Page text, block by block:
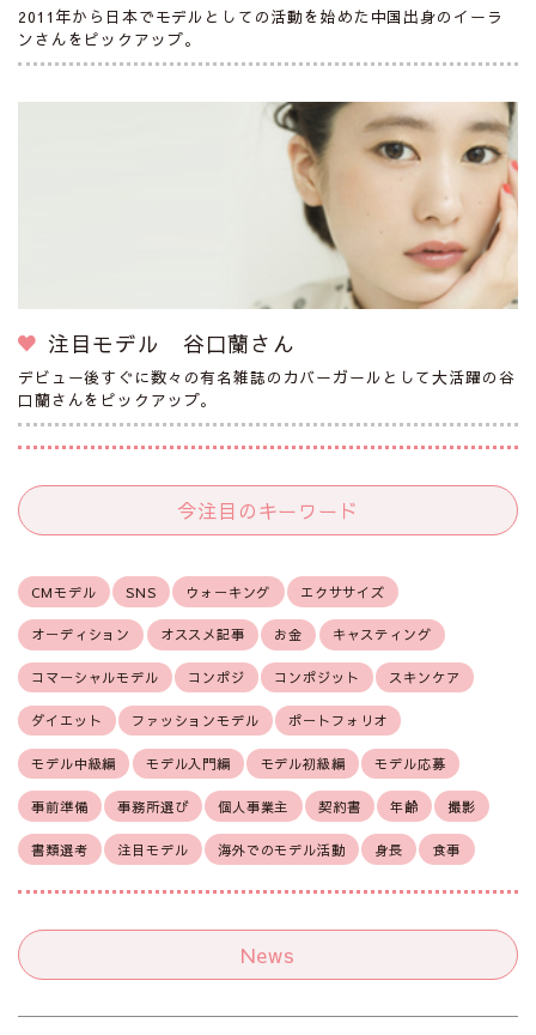
2011年から日本でモデルとしての活動を始めた中国出身のイーラ
ンさんをピックアップ。
注目モデル 谷口蘭さん
デビュー後すぐに数々の有名雑誌のカバーガールとして大活躍の谷
口蘭さんをピックアップ。
今注目のキーワード
CMモデル SNS ウォーキング エクササイズ
オーディション オススメ記事 お金 キャスティング
コマーシャルモデル コンポジ コンポジット スキンケア
ダイエット ファッションモデル ポートフォリオ
モデル中級編 モデル入門編 モデル初級編 モデル応募
事前準備 事務所選び 個人事業主 契約書 年齢 撮影
書類選考 注目モデル 海外でのモデル活動 身長 食事
News